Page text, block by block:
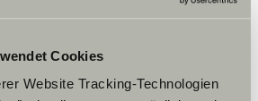
Cookies
Website Tracking-Technologien